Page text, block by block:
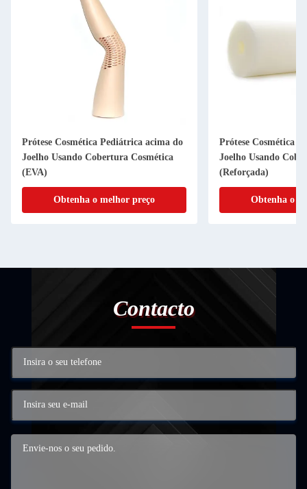
Prótese Cosmética Pediátrica acima do
Joelho Usando Cobertura Cosmética
(EVA)
Obtenha o melhor preço
Prótese Cosmética
Joelho Usando
(Reforçada)
Obtenha o
Contacto